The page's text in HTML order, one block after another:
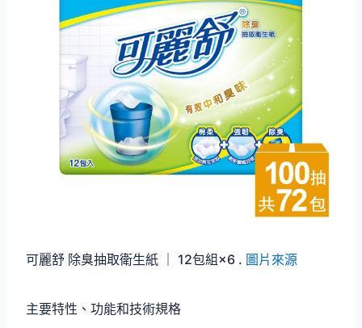
可麗舒 除臭抽取衛生紙 ｜ 12包組×6 . 圖片來源
主要特性、功能和技術規格